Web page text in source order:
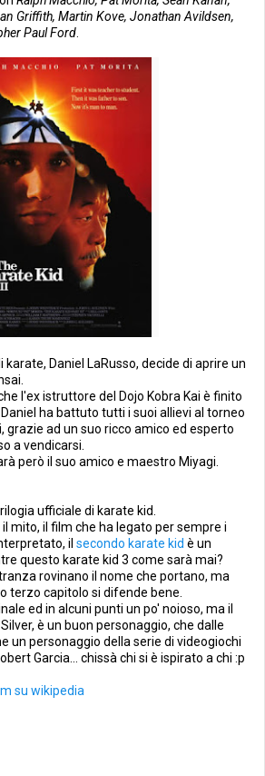
Griffith, Martin Kove, Jonathan Avildsen,
Paul Ford
karate, Daniel LaRusso, decide di aprire un
l'ex istruttore del Dojo Kobra Kai è finito
ha battuto tutti i suoi allievi al torneo
grazie ad un suo ricco amico ed esperto
a vendicarsi.
però il suo amico e maestro Miyagi.
ufficiale di karate kid.
il mito, il film che ha legato per sempre i
il secondo karate kid è un
questo karate kid 3 come sarà mai?
rovinano il nome che portano, ma
terzo capitolo si difende bene.
ed in alcuni punti un po' noioso, ma il
è un buon personaggio, che dalle
un personaggio della serie di videogiochi
Garcia... chissà chi si è ispirato a chi :p
su wikipedia